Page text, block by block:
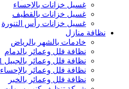
غسيل خزانات بالإحساء
غسيل خزانات بالقطيف
غسيل خزانات رأس التنورة
نظافة منازل
خادمات بالشهر بالرياض
نظافة فلل وعمائر بالدمام
نظافة فلل وعمائر بالجبيل 0504353061 قبطان الخليج
نظافة فلل وعمائر بالإحساء
نظافة فلل وعمائر بالخبر